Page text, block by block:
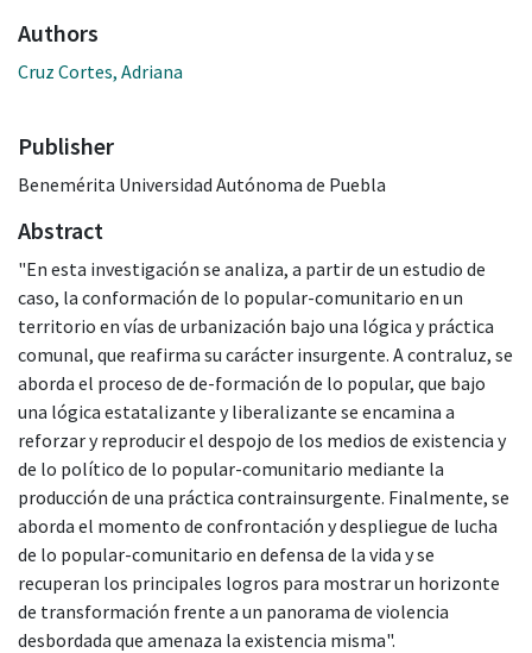
Authors
Cruz Cortes, Adriana
Publisher
Benemérita Universidad Autónoma de Puebla
Abstract
"En esta investigación se analiza, a partir de un estudio de
caso, la conformación de lo popular-comunitario en un
territorio en vías de urbanización bajo una lógica y práctica
comunal, que reafirma su carácter insurgente. A contraluz, se
aborda el proceso de de-formación de lo popular, que bajo
una lógica estatalizante y liberalizante se encamina a
reforzar y reproducir el despojo de los medios de existencia y
de lo político de lo popular-comunitario mediante la
producción de una práctica contrainsurgente. Finalmente, se
aborda el momento de confrontación y despliegue de lucha
de lo popular-comunitario en defensa de la vida y se
recuperan los principales logros para mostrar un horizonte
de transformación frente a un panorama de violencia
desbordada que amenaza la existencia misma".